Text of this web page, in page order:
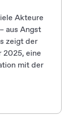
Akteure
aus Angst
zeigt der
2025, eine
mit der